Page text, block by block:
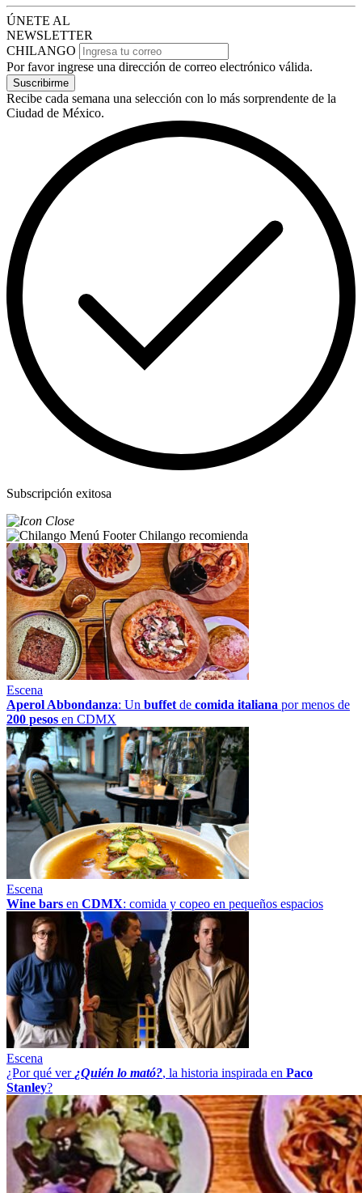
ÚNETE AL
NEWSLETTER
CHILANGO
Por favor ingrese una dirección de correo electrónico válida.
Suscribirme
Recibe cada semana una selección con lo más sorprendente de la
Ciudad de México.
Subscripción exitosa
Chilango recomienda
Escena
Aperol Abbondanza: Un buffet de comida italiana por menos de
200 pesos en CDMX
Escena
Wine bars en CDMX: comida y copeo en pequeños espacios
Escena
¿Por qué ver ¿Quién lo mató?, la historia inspirada en Paco
Stanley?